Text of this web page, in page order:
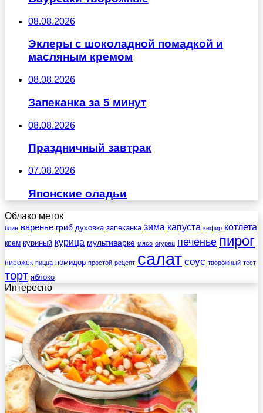
08.08.2026
Эклеры с шоколадной помадкой и
масляным кремом
08.08.2026
Запеканка за 5 минут
08.08.2026
Праздничный завтрак
07.08.2026
Японские оладьи
Облако меток
блин варенье гриб духовка запеканка зима капуста кефир котлета
крем куриный курица мультиварке мясо огурец печенье пирог
пирожок пицца помидор простой рецепт салат соус творожный тест
торт яблоко
Интересно